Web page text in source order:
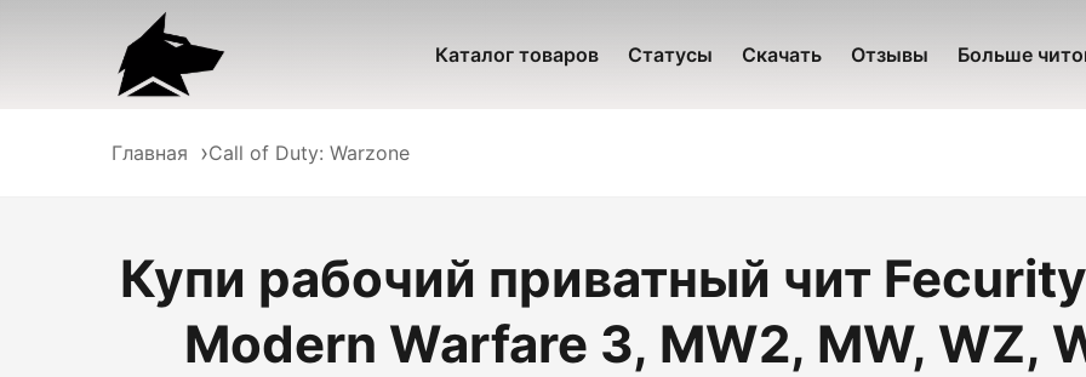
Каталог товаров Статусы Скачать Отзывы Больше
Главная Call of Duty: Warzone
Купи рабочий приватный чит
Modern Warfare 3, MW2, MW, WZ,